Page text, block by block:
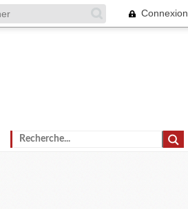
Connexion